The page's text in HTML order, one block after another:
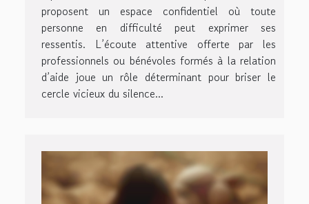
proposent un espace confidentiel où toute
personne en difficulté peut exprimer ses
ressentis. L’écoute attentive offerte par les
professionnels ou bénévoles formés à la relation
d’aide joue un rôle déterminant pour briser le
cercle vicieux du silence...